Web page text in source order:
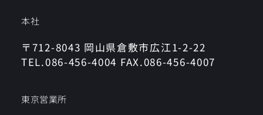
本社
〒712-8043 岡山県倉敷市広江1-2-22
TEL.086-456-4004 FAX.086-456-4007
東京営業所